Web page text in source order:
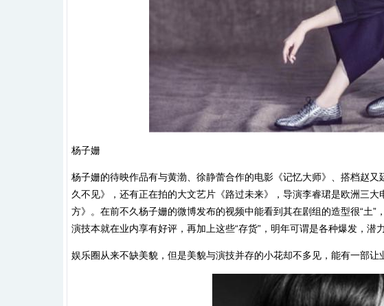
杨子姗
杨子姗的待映作品有与黄渤、徐静蕾合作的电影《记忆大师》、搭档赵
久不见》，还有正在拍的大文艺片《路过未来》，导演李睿珺是欧洲三
方》。在前不久杨子姗的微博发布的视频中能看到其在剧组的造型很“土
演技本就在业内享有好评，再加上这些“存货”，明年可谓是各种爆发，潜力
娱乐圈从来不缺美貌，但是美貌与演技并存的小花却不多见，能有一部让